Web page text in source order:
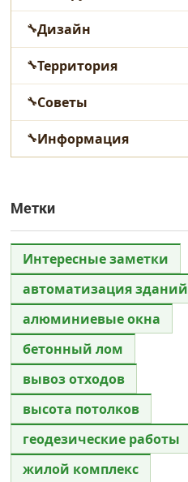
Дизайн
Территория
Советы
Информация
Метки
Интересные заметки
автоматизация зданий
алюминиевые окна
бетонный лом
вывоз отходов
высота потолков
геодезические работы
жилой комплекс